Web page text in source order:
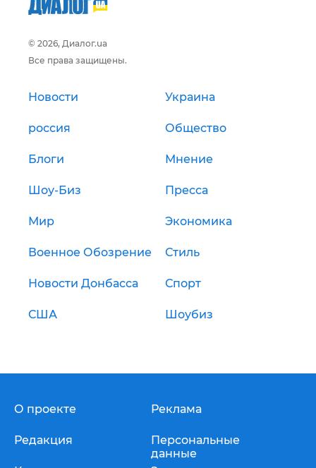
© 2026, Диалог.ua
Все права защищены.
Новости Украина
россия Общество
Блоги Мнение
Шоу-Биз Пресса
Мир Экономика
Военное Обозрение Стиль
Новости Донбасса Спорт
США Шоубиз
О проекте
Редакция
Реклама
Персональные
данные